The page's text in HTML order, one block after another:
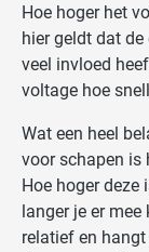
Hoe hoger het
hier geldt dat
veel invloed
voltage hoe
Wat een heel
voor schapen is
Hoe hoger
langer je er
relatief en